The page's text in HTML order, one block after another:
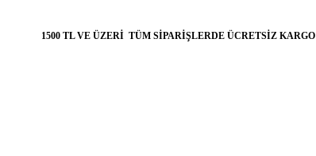
1500 TL VE ÜZERİ TÜM SİPARİŞLERDE ÜCRETSİZ KARGO